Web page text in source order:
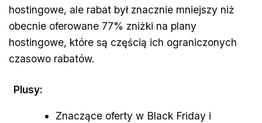
hostingowe, ale rabat był znacznie mniejszy niż
obecnie oferowane 77% zniżki na plany
hostingowe, które są częścią ich ograniczonych
czasowo rabatów.
Plusy:
Znaczące oferty w Black Friday i